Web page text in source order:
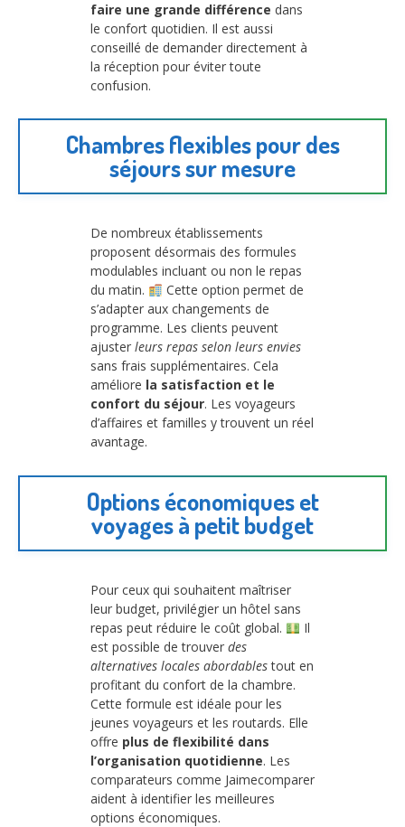
faire une grande différence dans
le confort quotidien. Il est aussi
conseillé de demander directement à
la réception pour éviter toute
confusion.
Chambres flexibles pour des
séjours sur mesure
De nombreux établissements
proposent désormais des formules
modulables incluant ou non le repas
du matin.
Cette option permet de
s’adapter aux changements de
programme. Les clients peuvent
ajuster leurs repas selon leurs envies
sans frais supplémentaires. Cela
améliore la satisfaction et le
confort du séjour. Les voyageurs
d’affaires et familles y trouvent un réel
avantage.
Options économiques et
voyages à petit budget
Pour ceux qui souhaitent maîtriser
leur budget, privilégier un hôtel sans
repas peut réduire le coût global.
Il
est possible de trouver des
alternatives locales abordablestout en
profitant du confort de la chambre.
Cette formule est idéale pour les
jeunes voyageurs et les routards. Elle
offre plus de flexibilité dans
l’organisation quotidienne. Les
comparateurs comme Jaimecomparer
aident à identifier les meilleures
options économiques.